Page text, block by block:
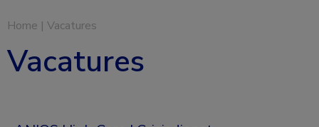
Home | Vacatures
Vacatures